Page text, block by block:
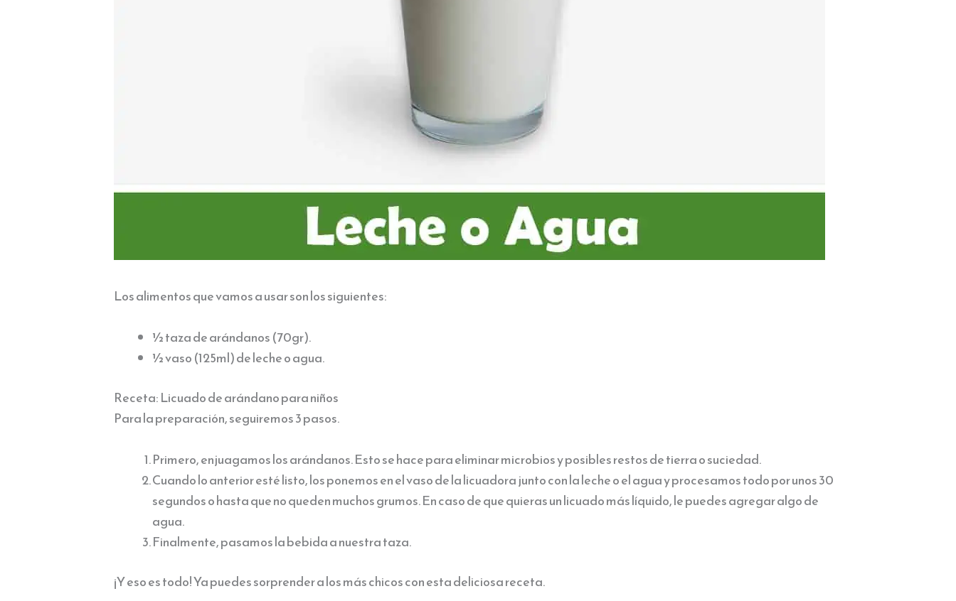
Los alimentos que vamos a usar son los siguientes:
½ taza de arándanos (70gr).
½ vaso (125ml) de leche o agua.
Receta: Licuado de arándano para niños
Para la preparación, seguiremos 3 pasos.
Primero, enjuagamos los arándanos. Esto se hace para eliminar microbios y posibles restos de tierra o suciedad.
Cuando lo anterior esté listo, los ponemos en el vaso de la licuadora junto con la leche o el agua y procesamos todo por unos 30
segundos o hasta que no queden muchos grumos. En caso de que quieras un licuado más líquido, le puedes agregar algo de
agua.
Finalmente, pasamos la bebida a nuestra taza.
¡Y eso es todo! Ya puedes sorprender a los más chicos con esta deliciosa receta.